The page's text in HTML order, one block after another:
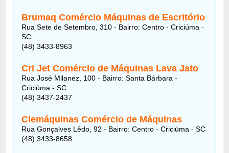
Brumaq Comércio Máquinas de Escritório
Rua Sete de Setembro, 310 - Bairro: Centro - Criciúma -
SC
(48) 3433-8963
Cri Jet Comércio de Máquinas Lava Jato
Rua José Milanez, 100 - Bairro: Santa Bárbara -
Criciúma - SC
(48) 3437-2437
Clemáquinas Comércio de Máquinas
Rua Gonçalves Lêdo, 92 - Bairro: Centro - Criciúma - SC
(48) 3433-8658